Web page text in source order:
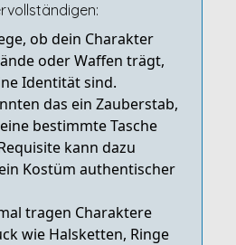
ob dein Charakter
oder Waffen trägt,
Identität sind.
das ein Zauberstab,
bestimmte Tasche
kann dazu
Kostüm authentischer
tragen Charaktere
wie Halsketten, Ringe